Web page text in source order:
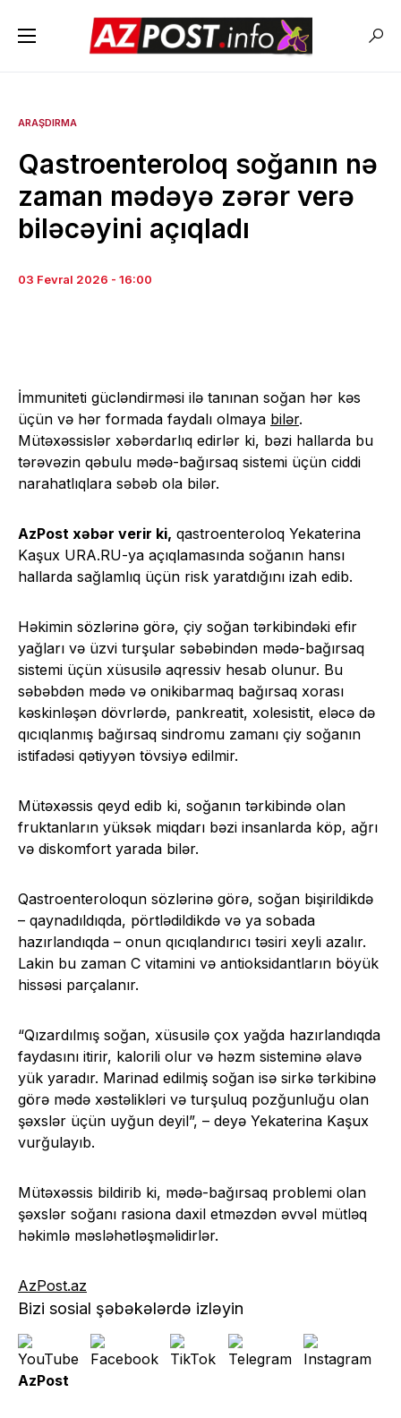
ARAŞDIRMA
Qastroenteroloq soğanın nə
zaman mədəyə zərər verə
biləcəyini açıqladı
03 Fevral 2026 - 16:00
İmmuniteti gücləndirməsi ilə tanınan soğan hər kəs
üçün və hər formada faydalı olmaya bilər.
Mütəxəssislər xəbərdarlıq edirlər ki, bəzi hallarda bu
tərəvəzin qəbulu mədə-bağırsaq sistemi üçün ciddi
narahatlıqlara səbəb ola bilər.
AzPost xəbər verir ki, qastroenteroloq Yekaterina
Kaşux URA.RU-ya açıqlamasında soğanın hansı
hallarda sağlamlıq üçün risk yaratdığını izah edib.
Həkimin sözlərinə görə, çiy soğan tərkibindəki efir
yağları və üzvi turşular səbəbindən mədə-bağırsaq
sistemi üçün xüsusilə aqressiv hesab olunur. Bu
səbəbdən mədə və onikibarmaq bağırsaq xorası
kəskinləşən dövrlərdə, pankreatit, xolesistit, eləcə də
qıcıqlanmış bağırsaq sindromu zamanı çiy soğanın
istifadəsi qətiyyən tövsiyə edilmir.
Mütəxəssis qeyd edib ki, soğanın tərkibində olan
fruktanların yüksək miqdarı bəzi insanlarda köp, ağrı
və diskomfort yarada bilər.
Qastroenteroloqun sözlərinə görə, soğan bişirildikdə
– qaynadıldıqda, pörtlədildikdə və ya sobada
hazırlandıqda – onun qıcıqlandırıcı təsiri xeyli azalır.
Lakin bu zaman C vitamini və antioksidantların böyük
hissəsi parçalanır.
“Qızardılmış soğan, xüsusilə çox yağda hazırlandıqda
faydasını itirir, kalorili olur və həzm sisteminə əlavə
yük yaradır. Marinad edilmiş soğan isə sirkə tərkibinə
görə mədə xəstəlikləri və turşuluq pozğunluğu olan
şəxslər üçün uyğun deyil”, – deyə Yekaterina Kaşux
vurğulayıb.
Mütəxəssis bildirib ki, mədə-bağırsaq problemi olan
şəxslər soğanı rasiona daxil etməzdən əvvəl mütləq
həkimlə məsləhətləşməlidirlər.
AzPost.az
Bizi sosial şəbəkələrdə izləyin
AzPost